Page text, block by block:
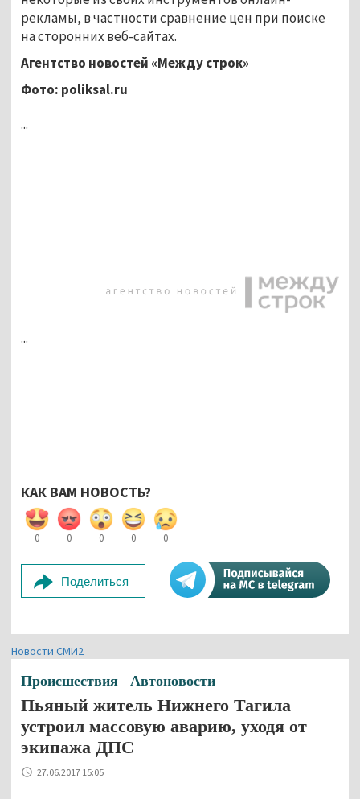
рекламы, в частности сравнение цен при поиске
на сторонних веб-сайтах.
Агентство новостей «Между строк»
Фото: poliksal.ru
...
...
КАК ВАМ НОВОСТЬ?
0 0 0 0 0
Поделиться
Новости СМИ2
Происшествия Автоновости
Пьяный житель Нижнего Тагила
устроил массовую аварию, уходя от
экипажа ДПС
27.06.2017 15:05